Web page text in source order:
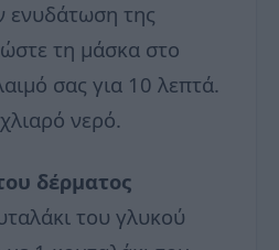
ενυδάτωση της
τη μάσκα στο
σας για 10 λεπτά.
νερό.
δέρματος
του γλυκού